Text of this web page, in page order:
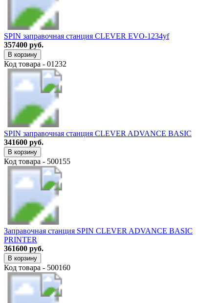
SPIN заправочная станция CLEVER EVO-1234yf
357400 руб.
В корзину
Код товара - 01232
SPIN заправочная станция CLEVER ADVANCE BASIC
341600 руб.
В корзину
Код товара - 500155
Заправочная станция SPIN CLEVER ADVANCE BASIC
PRINTER
361600 руб.
В корзину
Код товара - 500160